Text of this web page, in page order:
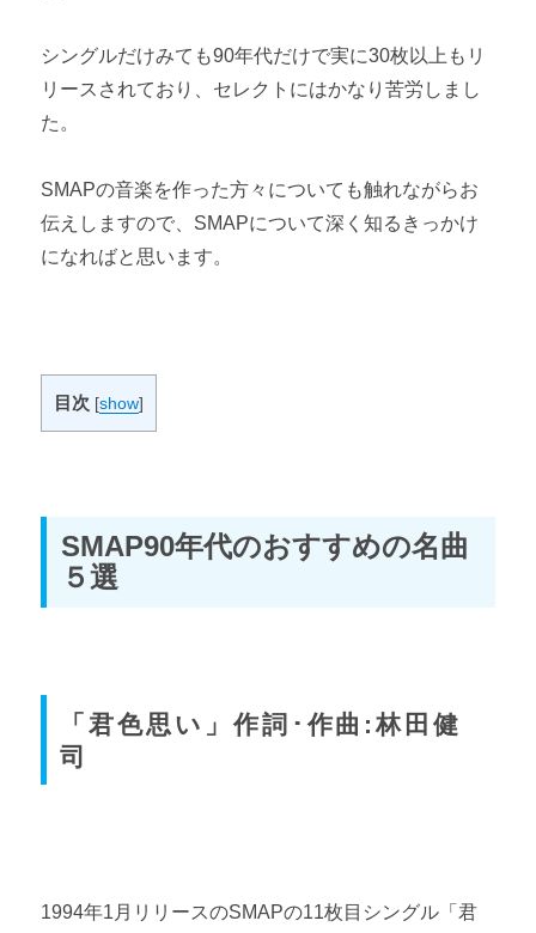
シングルだけみても90年代だけで実に30枚以上もリ
リースされており、セレクトにはかなり苦労しまし
た。
SMAPの音楽を作った方々についても触れながらお
伝えしますので、SMAPについて深く知るきっかけ
になればと思います。
目次 [show]
SMAP90年代のおすすめの名曲
５選
「君色思い」作詞･作曲:林田健
司
1994年1月リリースのSMAPの11枚目シングル「君